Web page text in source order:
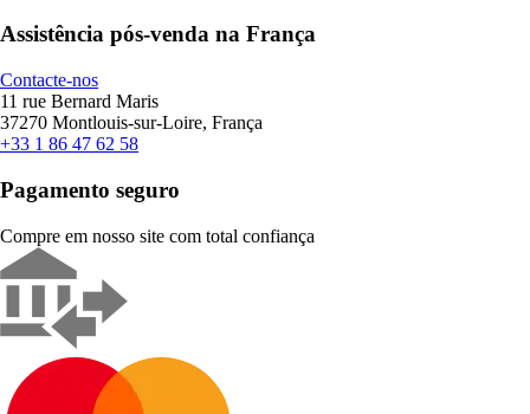
Assistência pós-venda na França
Contacte-nos
11 rue Bernard Maris
37270 Montlouis-sur-Loire, França
+33 1 86 47 62 58
Pagamento seguro
Compre em nosso site com total confiança